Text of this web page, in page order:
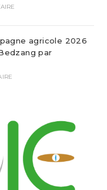
agricole 2026
par